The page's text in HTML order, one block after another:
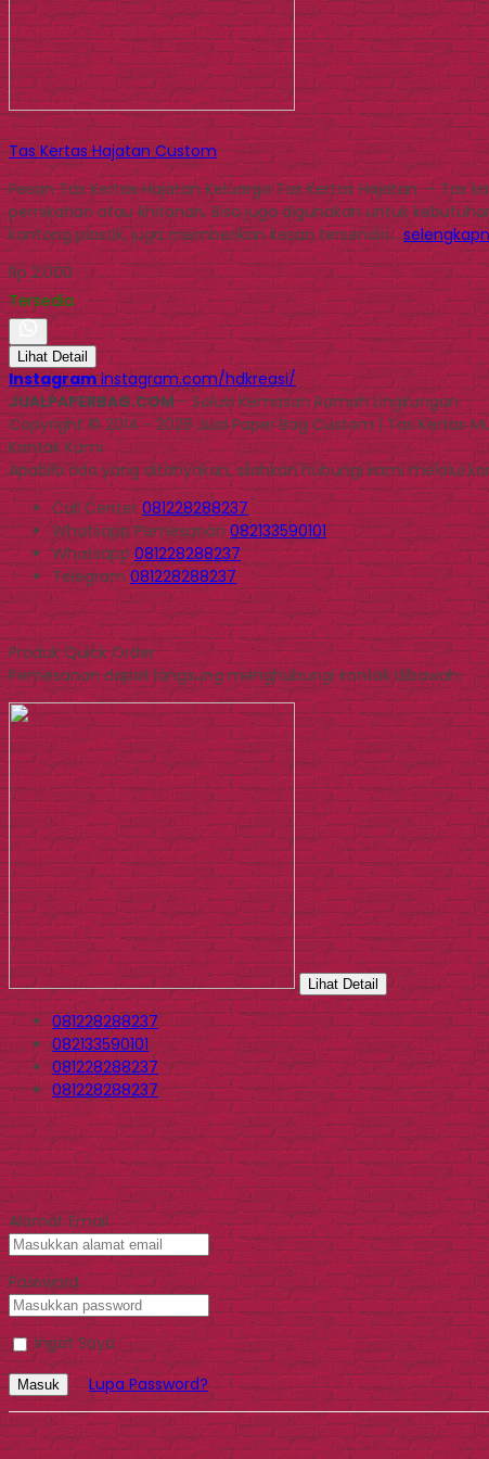
Tas Kertas Hajatan Custom
Pesan Tas Kertas Hajatan Keluarga Tas Kertas Hajatan –
pernikahan atau khitanan. Bisa juga digunakan untuk
kantong plastik, juga memberikan kesan tersendiri…
Rp 2.000
Tersedia
Lihat Detail
Instagram instagram.com/hdkreasi/
JUALPAPERBAG.COM- Solusi Kemasan Ramah Lingkungan
Copyright © 2014 - 2026 Jual Paper Bag Custom | Tas Kertas
Kontak Kami
Apabila ada yang ditanyakan, silahkan hubungi kami melalui
Call Center081228288237
WhatsappPemesanan 082133590101
Whatsapp081228288237
Telegram081228288237
Produk Quick Order
Pemesanan dapat langsung menghubungi kontak dibawah:
Lihat Detail
081228288237
082133590101
081228288237
081228288237
Alamat Email
Password
Ingat Saya
Masuk Lupa Password?